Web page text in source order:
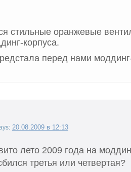
стильные оранжевые
корпуса.
перед нами
20.08.2009 в 12:13
лето 2009 года на
третья или четвертая?